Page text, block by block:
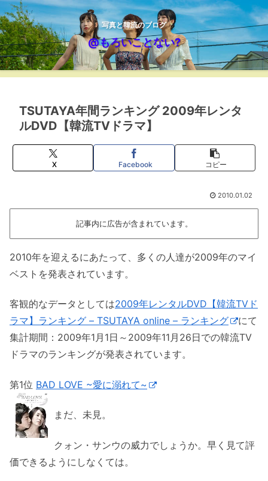
写真と韓流のブログ
@もろいことない?
TSUTAYA年間ランキング 2009年レンタ
ルDVD【韓流TVドラマ】
X Facebook コピー
2010.01.02
記事内に広告が含まれています。
2010年を迎えるにあたって、多くの人達が2009年のマイ
ベストを発表されています。
客観的なデータとしては2009年レンタルDVD【韓流TVド
ラマ】ランキング – TSUTAYA online – ランキング
にて
集計期間：2009年1月1日～2009年11月26日での韓流TV
ドラマのランキングが発表されています。
第1位 BAD LOVE ~愛に溺れて~
まだ、未見。
クォン・サンウの威力でしょうか。早く見て評
価できるようにしなくては。